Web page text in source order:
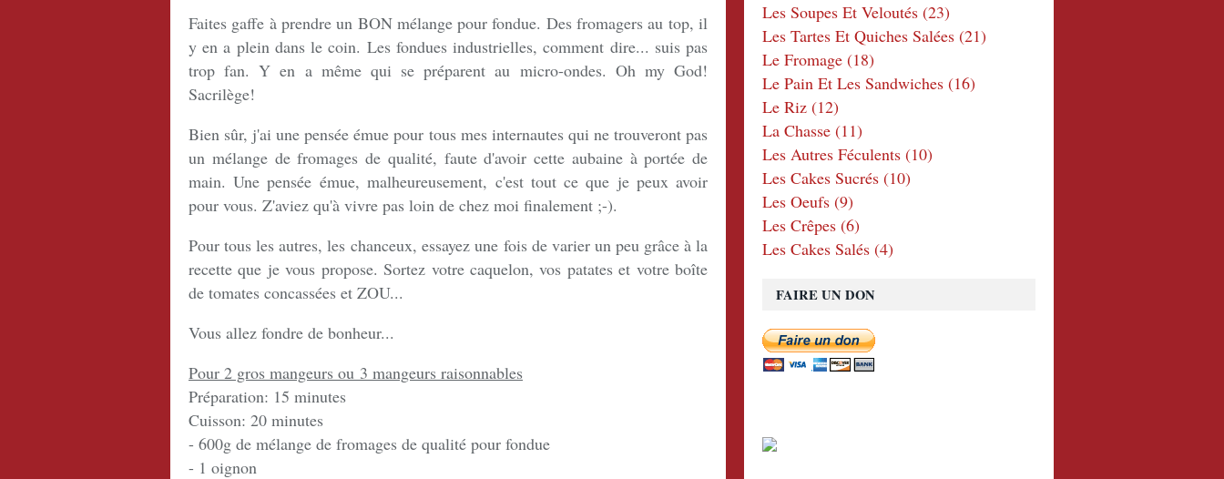
Faites gaffe à prendre un BON mélange pour fondue. Des fromagers au top, il
y en a plein dans le coin. Les fondues industrielles, comment dire... suis pas
trop fan. Y en a même qui se préparent au micro-ondes. Oh my God!
Sacrilège!
Bien sûr, j'ai une pensée émue pour tous mes internautes qui ne trouveront pas
un mélange de fromages de qualité, faute d'avoir cette aubaine à portée de
main. Une pensée émue, malheureusement, c'est tout ce que je peux avoir
pour vous. Z'aviez qu'à vivre pas loin de chez moi finalement ;-).
Pour tous les autres, les chanceux, essayez une fois de varier un peu grâce à la
recette que je vous propose. Sortez votre caquelon, vos patates et votre boîte
de tomates concassées et ZOU...
Vous allez fondre de bonheur...
Pour 2 gros mangeurs ou 3 mangeurs raisonnables
Préparation: 15 minutes
Cuisson: 20 minutes
- 600g de mélange de fromages de qualité pour fondue
- 1 oignon
Les Soupes Et Veloutés (23)
Les Tartes Et Quiches Salées (21)
Le Fromage (18)
Le Pain Et Les Sandwiches (16)
Le Riz (12)
La Chasse (11)
Les Autres Féculents (10)
Les Cakes Sucrés (10)
Les Oeufs (9)
Les Crêpes (6)
Les Cakes Salés (4)
FAIRE UN DON